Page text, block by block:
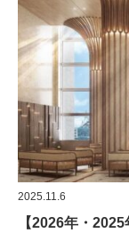
2025.11.6
【2026年・